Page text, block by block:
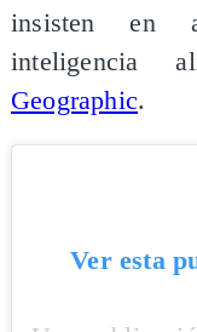
insisten en
inteligencia
Geographic.
Ver esta